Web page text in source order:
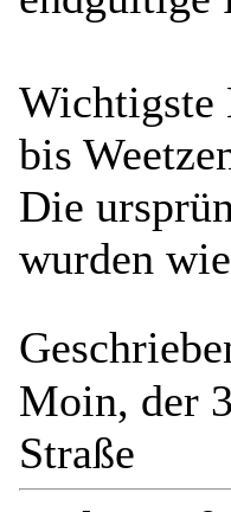
Wichtigste
bis
Die
wurden
Moin, der
Straße